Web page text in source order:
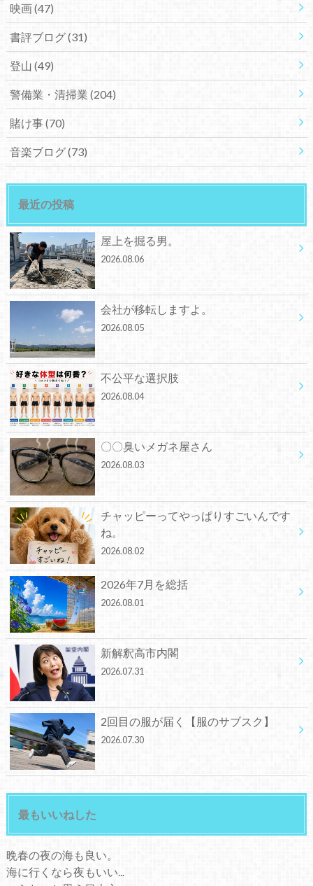
映画(47)
書評ブログ(31)
登山 (49)
警備業・清掃業 (204)
賭け事(70)
音楽ブログ(73)
最近の投稿
屋上を掘る男。
2026.08.06
会社が移転しますよ。
2026.08.05
不公平な選択肢
2026.08.04
〇〇臭いメガネ屋さん
2026.08.03
チャッピーってやっぱりすごいんです
ね。
2026.08.02
2026年7月を総括
2026.08.01
新解釈高市内閣
2026.07.31
2回目の服が届く【服のサブスク】
2026.07.30
最もいいねした
晩春の夜の海も良い。
海に行くなら夜もいい...